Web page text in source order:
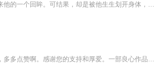
因为爱，何雨桐在监狱里忍受饥寒整整五年。穷其一生，只为换来他的一个回眸。可结果，却是被他生生划开身体，任由鲜血弥漫了双眼。孩子的死，家族的衰落，甚至自己的生命，直到此刻，她才明白，爱情不过就是一个奢望。如果死亡就是终结，她奋不顾身也要逃...
青春青春一部良心作品，绝对暧昧你的耳朵。欢迎踊跃点评评论，多多点赞啊。感谢您的支持和厚爱。一部良心作品，绝对暧昧你的耳朵。欢迎踊跃点评评论，多多点赞啊。感谢您的支持和厚爱。一部良心作品，绝对暧昧你的耳朵。欢迎踊跃点评评论，多多点赞啊。感谢您的支持和厚爱。一部良心作品，绝对暧昧你的耳朵。欢迎踊跃点评评论，多多点赞啊。感谢您的支持和厚爱。一部良心作品，绝对暧昧你的耳朵。欢迎踊跃点评评论，多多点赞啊。感谢您的支持和厚爱。一部良心作品，绝对暧昧你的耳朵。欢迎踊跃点评评论，多多点赞啊。感谢您的支持和厚爱。